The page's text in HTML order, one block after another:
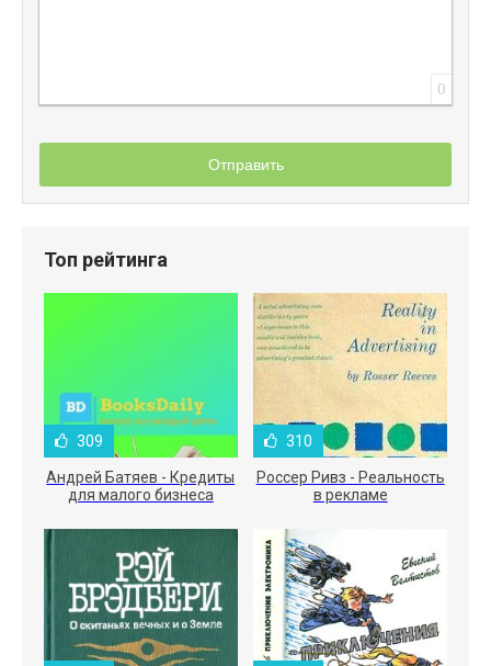
0
Отправить
Топ рейтинга
309
Андрей Батяев - Кредиты
для малого бизнеса
310
Россер Ривз - Реальность
в рекламе